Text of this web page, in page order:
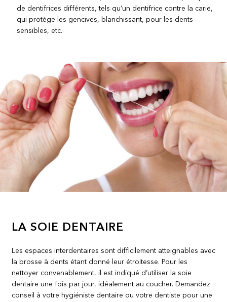
de dentifrices différents, tels qu’un dentifrice contre la carie,
qui protège les gencives, blanchissant, pour les dents
sensibles, etc.
LA SOIE DENTAIRE
Les espaces interdentaires sont difficilement atteignables avec
la brosse à dents étant donné leur étroitesse. Pour les
nettoyer convenablement, il est indiqué d’utiliser la soie
dentaire une fois par jour, idéalement au coucher. Demandez
conseil à votre hygiéniste dentaire ou votre dentiste pour une